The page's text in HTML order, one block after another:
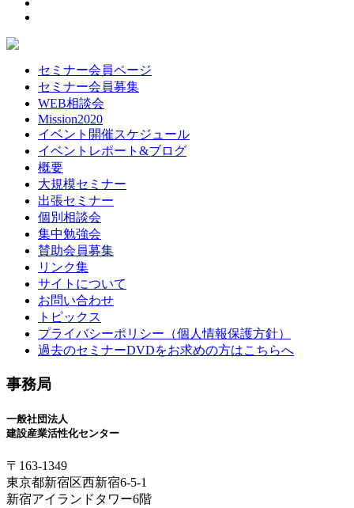
セミナー会員ページ
セミナー会員募集
WEB相談会
Mission2020
イベント開催スケジュール
イベントレポート&ブログ
概要
大規模セミナー
出張セミナー
個別相談会
集中勉強会
賛助会員募集
リンク集
サイトについて
お問い合わせ
トピックス
プライバシーポリシー（個人情報保護方針）
過去のセミナーDVDをお求めの方はこちらへ
事務局
一般社団法人
建設産業活性化センター
〒163-1349
東京都新宿区西新宿6-5-1
新宿アイランドタワー6階